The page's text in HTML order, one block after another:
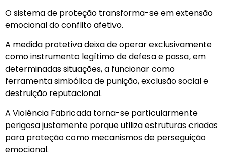
O sistema de proteção transforma-se em extensão
emocional do conflito afetivo.
A medida protetiva deixa de operar exclusivamente
como instrumento legítimo de defesa e passa, em
determinadas situações, a funcionar como
ferramenta simbólica de punição, exclusão social e
destruição reputacional.
A Violência Fabricada torna-se particularmente
perigosa justamente porque utiliza estruturas criadas
para proteção como mecanismos de perseguição
emocional.